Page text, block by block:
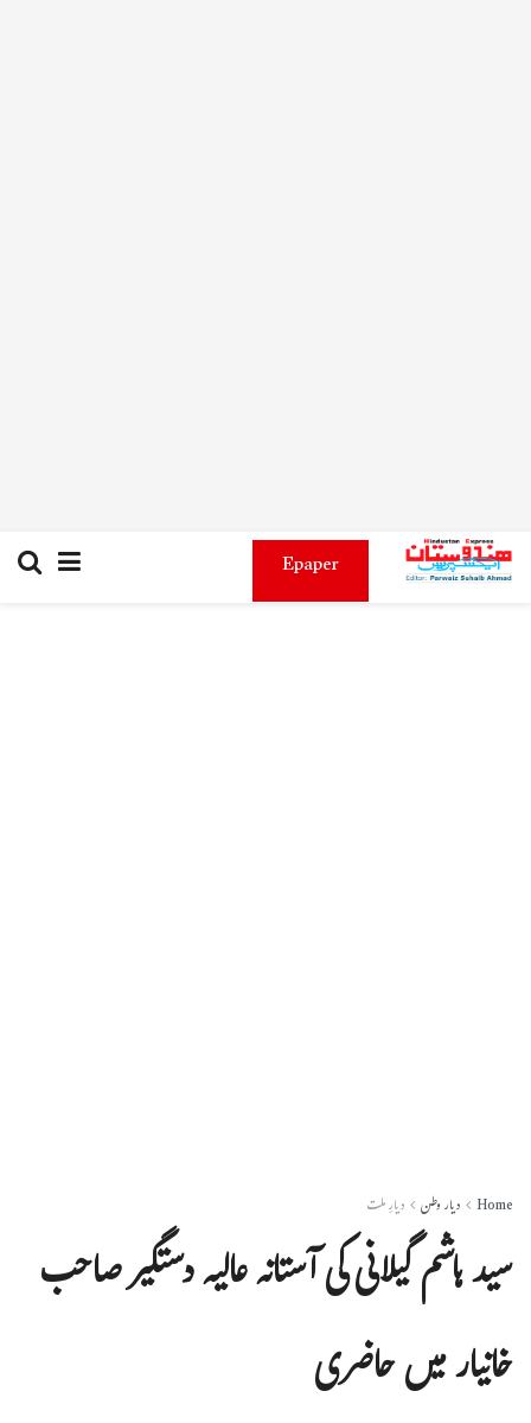
Epaper
Home دیار وطن دیارِ ملت
سید ہاشم گیلانی کی آستانہ عالیہ دستگیر صاحب
خانیار میں حاضری